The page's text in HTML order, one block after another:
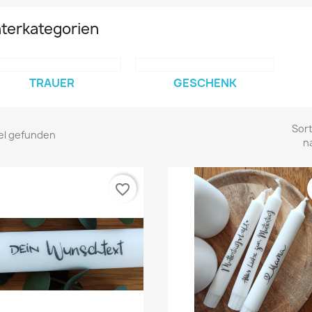
TRAUER GESCHENK
gefunden
favorite_border